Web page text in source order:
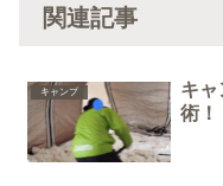
関連記事
キャンプ
キ
術！